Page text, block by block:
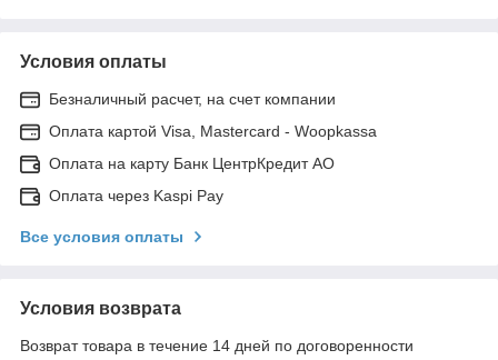
Условия оплаты
Безналичный расчет, на счет компании
Оплата картой Visa, Mastercard - Woopkassa
Оплата на карту Банк ЦентрКредит АО
Оплата через Kaspi Pay
Все условия оплаты
Условия возврата
Возврат товара в течение 14 дней по договоренности